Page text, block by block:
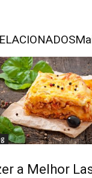
a Melhor